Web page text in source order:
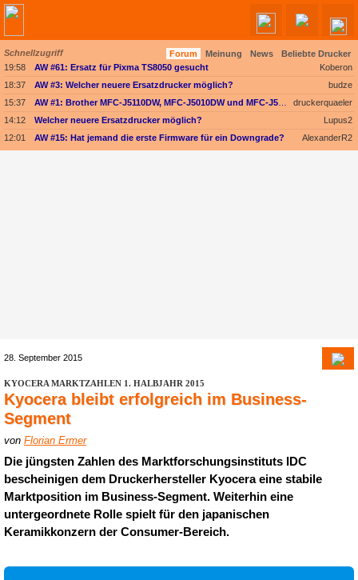
Schnellzugriff Forum Meinung News
Beliebte Drucker
19:58
AW #61: Ersatz für Pixma TS8050 gesucht
Koberon
18:37
AW #3: Welcher neuere Ersatzdrucker möglich?
budze
15:37
druckerquaeler
14:12
Welcher neuere Ersatzdrucker möglich?
Lupus2
12:01
AW #15: Hat jemand die erste Firmware für ein Downgrade? AlexanderR2
28. September 2015
KYOCERA MARKTZAHLEN 1. HALBJAHR 2015
Kyocera bleibt erfolgreich im Business-
Segment
von Florian Ermer
Die jüngsten Zahlen des Marktforschungsinstituts IDC
bescheinigen dem Druckerhersteller Kyocera eine stabile
Marktposition im Business-Segment. Weiterhin eine
untergeordnete Rolle spielt für den japanischen
Keramikkonzern der Consumer-Bereich.
Angebote werden geladen...